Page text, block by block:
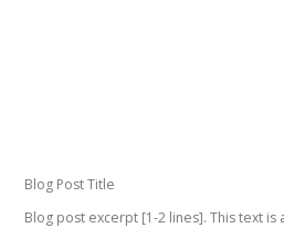
Blog Post Title
Blog post excerpt [1-2 lines]. This text